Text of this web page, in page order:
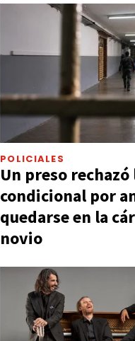
POLICIALES
Un preso
condicional por
quedarse en la
novio